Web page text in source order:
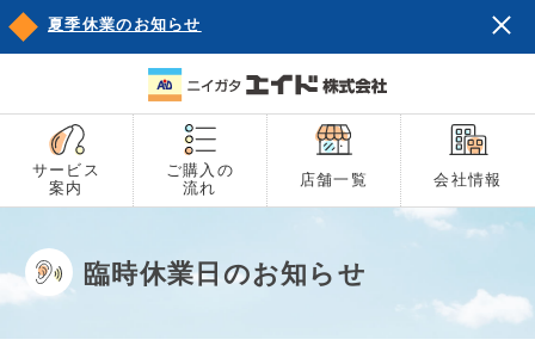
夏季休業のお知らせ
サービス
案内
ご購入の
流れ
店舗一覧 会社情報
臨時休業日のお知らせ